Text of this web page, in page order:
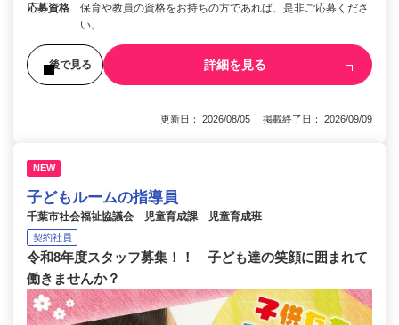
応募資格
保育や教員の資格をお持ちの方であれば、是非ご応募くださ
い。
後で見る 詳細を見る
更新日： 2026/08/05 掲載終了日： 2026/09/09
NEW
子どもルームの指導員
千葉市社会福祉協議会 児童育成課 児童育成班
契約社員
令和8年度スタッフ募集！！ 子ども達の笑顔に囲まれて
働きませんか？